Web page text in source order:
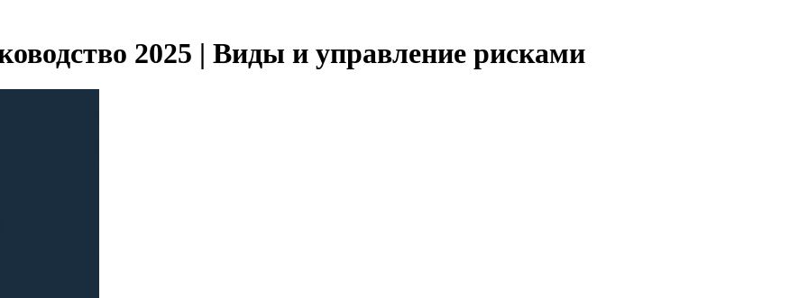
2025 | Виды и управление рисками